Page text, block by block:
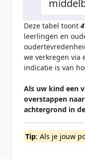
Deze tabel toont 4
leerlingen en
we verkregen via
indicatie is van
Als uw kind een
overstappen
achtergrond in
Tip: Als je jouw